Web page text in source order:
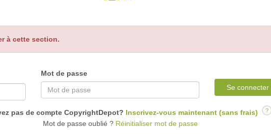
à cette section.
Mot de passe
Se connecter
pas de compte CopyrightDepot? Inscrivez-vous maintenant (sans frais) ?
Mot de passe oublié ?Réinitialiser mot de passe